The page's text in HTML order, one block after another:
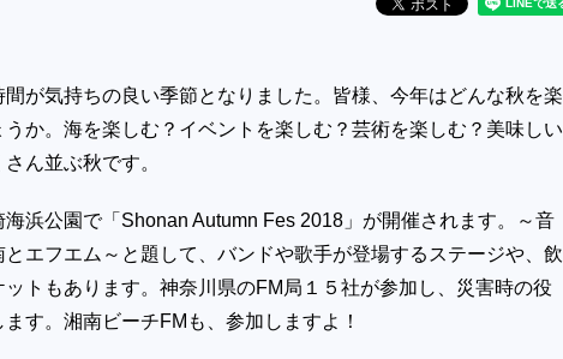
が気持ちの良い季節となりました。皆様、今年はどんな秋を楽
うか。海を楽しむ？イベントを楽しむ？芸術を楽しむ？美味しい
ん並ぶ秋です。
浜公園で「 Shonan Autumn Fes 2018 」が開催されます。～音
エフエム～と題して、バンドや歌手が登場するステージや、飲
トもあります。神奈川県のFM 局１５社が参加し、災害時の役
す。湘南ビーチFM も、参加しますよ！